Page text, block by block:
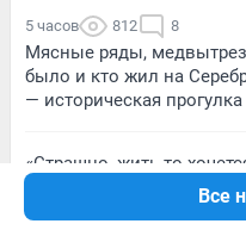
Все
5 часов 812 8
Мясные ряды,
было и кто жил на
— историческая прогулка
«Страшно, жить-то
атакованного БПЛА
репортаж с места